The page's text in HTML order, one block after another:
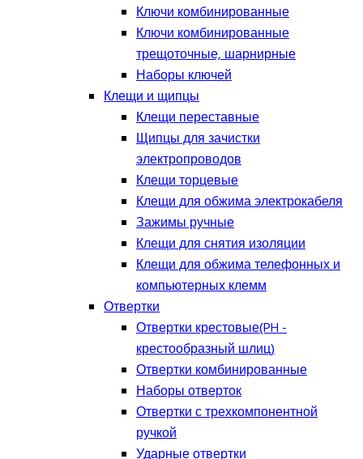
Ключи комбинированные
Ключи комбинированные
трещоточные, шарнирные
Наборы ключей
Клещи и щипцы
Клещи переставные
Щипцы для зачистки
электропроводов
Клещи торцевые
Клещи для обжима электрокабеля
Зажимы ручные
Клещи для снятия изоляции
Клещи для обжима телефонных и
компьютерных клемм
Отвертки
Отвертки крестовые(PH -
крестообразный шлиц)
Отвертки комбинированные
Наборы отверток
Отвертки с трехкомпонентной
ручкой